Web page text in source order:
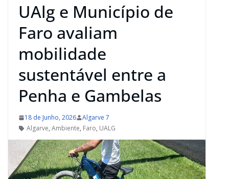
UAlg e Município de
Faro avaliam
mobilidade
sustentável entre a
Penha e Gambelas
18 de Junho, 2026
Algarve 7
Algarve, Ambiente, Faro, UALG